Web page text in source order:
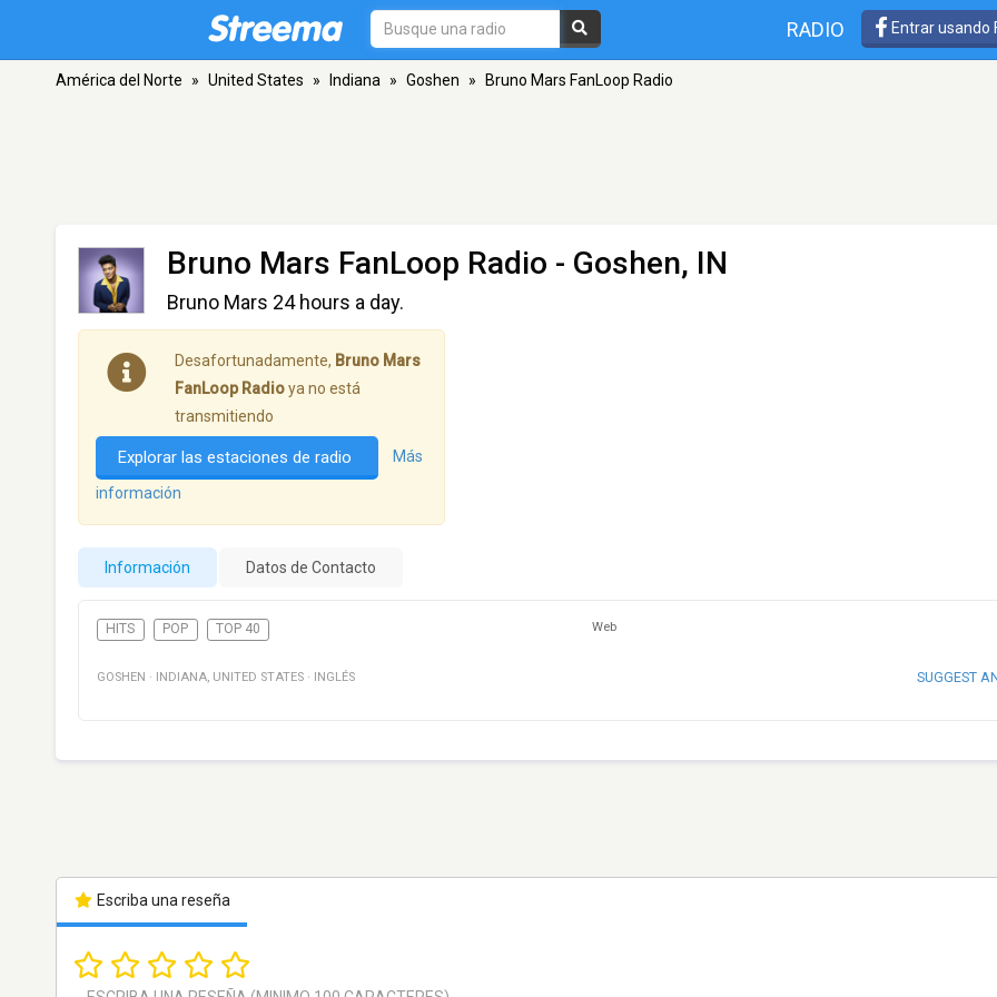
RADIO Entrar usando
América del Norte » United States » Indiana » Goshen » Bruno Mars FanLoop Radio
Bruno Mars FanLoop Radio - Goshen, IN
Bruno Mars 24 hours a day.
Desafortunadamente, Bruno Mars
FanLoop Radioya no está
transmitiendo
Explorar las estaciones de radio Más
información
Información Datos de Contacto
HITS POP TOP 40 Web
GOSHEN · INDIANA, UNITED STATES · INGLÉS SUGGEST
Escriba una reseña